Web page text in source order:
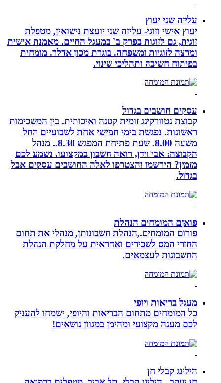
עליזה שני יעוץ
יעוץ אישי וזוגי- עליזה שני יועצת נישואין, מטפלת
זוגית, גם לזוגות בפרק ב` במעגל החיים. מאמנת אישית
ומרצה לזוגיות ומשפחה. בוגרת מכון אדלר. מומחית
בפיתוח חשיבה ותהליכי שינוי.
עסקים חושבים בגדול
קבוצת נטוורקינג זומית קטנה ואיכותית. בין המשכימות
ראשונות. נפגשת בימי חמישי אחת לשבועיים החל
משעה 8.00. שעת פתיחת המפגש 8.30.. מנהל
הקבוצה: אבי וידן, רואה חשבון במקצועו. נשמע לכם
מזמין? הירשמו והצטרפו לאלה החושבים עסקים אבל
בגדול.
פואןם המומחים הנהלת
פורום המומחים.,הנהלת חשבונותן, מנהלי את תחום
החזרי המס לשכירים ואחראית על מחלקת הנהלת
החשבונות לעצמאים.
מעגל בריאות ויופי
כל המומחים מתחום הבריאות והיופי, ישמחו להעניק
לכם מענה מקצועי ומהימן במגוון נושאים!
הילינג קבלי חן